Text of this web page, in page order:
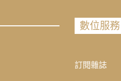
數位服務
訂閱雜誌